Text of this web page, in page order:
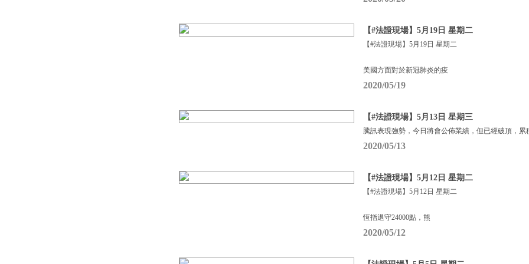
【#法證現場】5月19日 星期二
【#法證現場】5月19日 星期二
美國方面對於新冠肺炎的疫
2020/05/19
【#法證現場】5月13日 星期三
騰訊表現強勢，今日將會公佈業績，但已經破頂，累
2020/05/13
【#法證現場】5月12日 星期二
【#法證現場】5月12日 星期二
恆指退守24000點，熊
2020/05/12